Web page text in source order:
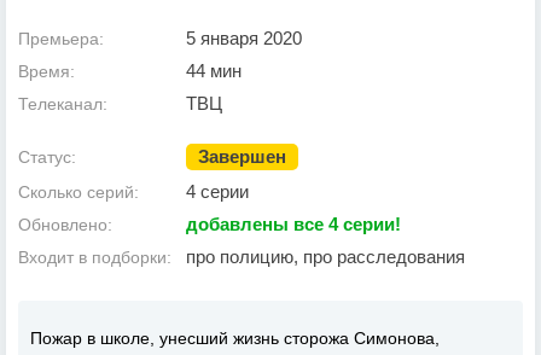
Премьера: 5 января 2020
Время: 44 мин
Телеканал: ТВЦ
Статус: Завершен
Сколько серий: 4 серии
Обновлено: добавлены все 4 серии!
Входит в подборки: про полицию, про расследования
Пожар в школе, унесший жизнь сторожа Симонова,